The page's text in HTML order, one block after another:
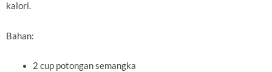
kalori.
Bahan:
2 cup potongan semangka